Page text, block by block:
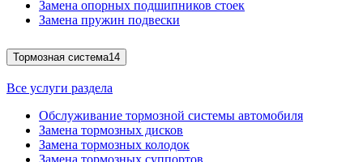
Замена опорных подшипников стоек
Замена пружин подвески
Тормозная система14
Все услуги раздела
Обслуживание тормозной системы автомобиля
Замена тормозных дисков
Замена тормозных колодок